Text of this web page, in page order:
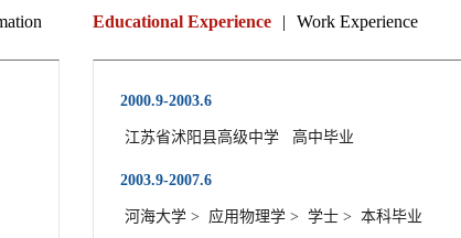
Educational Experience | Work Experience
2000.9-2003.6
江苏省沭阳县高级中学 高中毕业
2003.9-2007.6
河海大学 > 应用物理学 > 学士 > 本科毕业